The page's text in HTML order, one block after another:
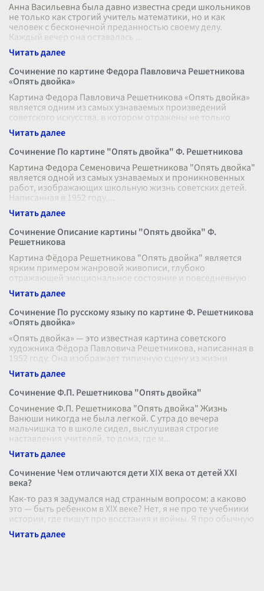
Анна Васильевна была давно известна среди школьников
не только как строгий учитель математики, но и как
человек с бесконечной преданностью своему делу.
Каждый вечер она оставалась
Сочинение по картине Федора Павловича Решетникова
«Опять двойка»
Картина Федора Павловича Решетникова «Опять двойка»
является одним из самых узнаваемых произведений
советского искусства, в котором отражены не только
семейные отношения, но и судь
Сочинение По картине "Опять двойка" Ф. Решетникова
Картина Федора Семеновича Решетникова "Опять двойка"
является одной из самых узнаваемых и проникновенных
работ, изображающих школьную жизнь советских детей.
Написанная в 1952 году,
Сочинение Описание картины "Опять двойка" Ф.
Решетникова
Картина Фёдора Решетникова "Опять двойка" является
ярким примером жанровой живописи, глубоко
отражающей эмоциональное состояние и повседневную
жизнь школьников советской эпохи. Пол
Сочинение По русскому языку по картине Ф. Решетникова
«Опять двойка»
«Опять двойка» — это известная картина советского
художника Фёдора Павловича Решетникова, написанная в
1952 году. Она изображает типичную сцену из жизни
школьника, вернувшегося дом
Сочинение Ф.П. Решетникова "Опять двойка"
Сочинение Ф.П. Решетникова "Опять двойка" Жизнь
Ванюши никогда не была легкой. С утра до вечера
мальчишка то в школе сидел, выслушивая строгие
наставления учителей, то дома, где м
Сочинение Чем отличаются дети XIX века от детей XXI
века?
Как-то раз я задумался над странным вопросом: а каково
это — быть ребенком в XIX веке? Нет, я не про те учебники
истории, где пишут про восстания и войны. Я про обычную
жизнь. Когд